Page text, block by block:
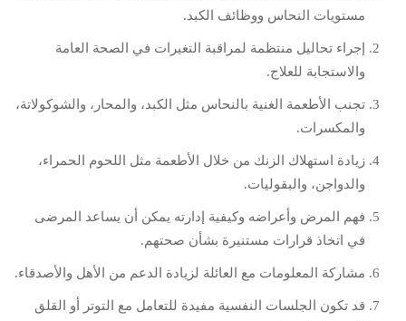
مستويات النحاس ووظائف الكبد.
إجراء تحاليل منتظمة لمراقبة التغيرات في الصحة العامة
والاستجابة للعلاج.
تجنب الأطعمة الغنية بالنحاس مثل الكبد، والمحار، والشوكولاتة،
والمكسرات.
زيادة استهلاك الزنك من خلال الأطعمة مثل اللحوم الحمراء،
والدواجن، والبقوليات.
فهم المرض وأعراضه وكيفية إدارته يمكن أن يساعد المرضى
في اتخاذ قرارات مستنيرة بشأن صحتهم.
مشاركة المعلومات مع العائلة لزيادة الدعم من الأهل والأصدقاء.
قد تكون الجلسات النفسية مفيدة للتعامل مع التوتر أو القلق